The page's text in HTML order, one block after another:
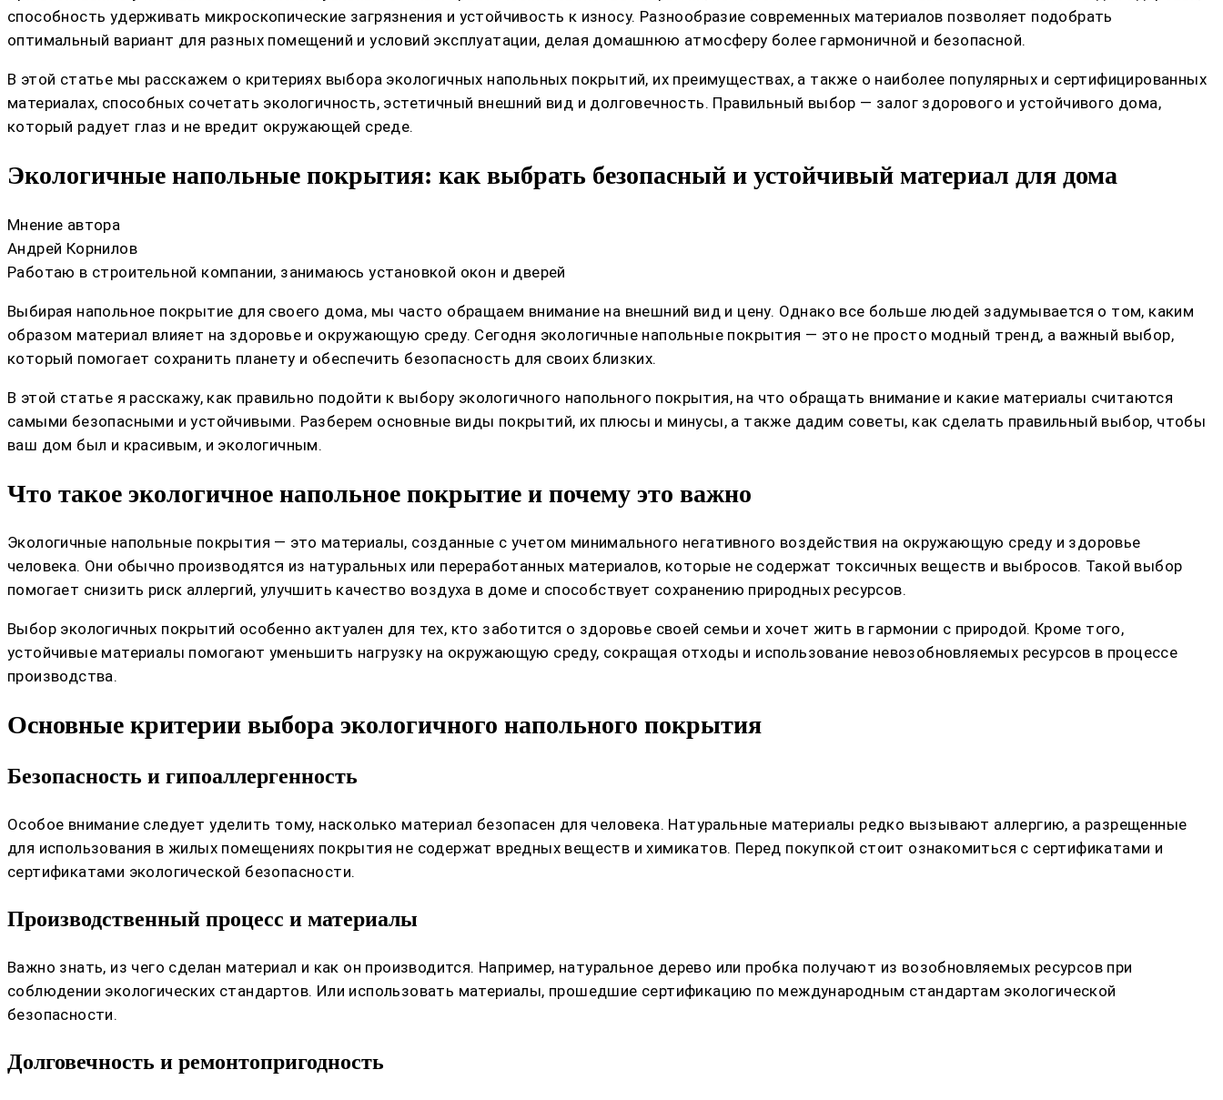
способность удерживать микроскопические загрязнения и устойчивость к износу. Разнообразие современных материалов позволяет подобрать
оптимальный вариант для разных помещений и условий эксплуатации, делая домашнюю атмосферу более гармоничной и безопасной.
В этой статье мы расскажем о критериях выбора экологичных напольных покрытий, их преимуществах, а также о наиболее популярных и сертифицированных
материалах, способных сочетать экологичность, эстетичный внешний вид и долговечность. Правильный выбор — залог здорового и устойчивого дома,
который радует глаз и не вредит окружающей среде.
Экологичные напольные покрытия: как выбрать безопасный и устойчивый материал для дома
Мнение автора
Андрей Корнилов
Работаю в строительной компании, занимаюсь установкой окон и дверей
Выбирая напольное покрытие для своего дома, мы часто обращаем внимание на внешний вид и цену. Однако все больше людей задумывается о том, каким
образом материал влияет на здоровье и окружающую среду. Сегодня экологичные напольные покрытия — это не просто модный тренд, а важный выбор,
который помогает сохранить планету и обеспечить безопасность для своих близких.
В этой статье я расскажу, как правильно подойти к выбору экологичного напольного покрытия, на что обращать внимание и какие материалы считаются
самыми безопасными и устойчивыми. Разберем основные виды покрытий, их плюсы и минусы, а также дадим советы, как сделать правильный выбор, чтобы
ваш дом был и красивым, и экологичным.
Что такое экологичное напольное покрытие и почему это важно
Экологичные напольные покрытия — это материалы, созданные с учетом минимального негативного воздействия на окружающую среду и здоровье
человека. Они обычно производятся из натуральных или переработанных материалов, которые не содержат токсичных веществ и выбросов. Такой выбор
помогает снизить риск аллергий, улучшить качество воздуха в доме и способствует сохранению природных ресурсов.
Выбор экологичных покрытий особенно актуален для тех, кто заботится о здоровье своей семьи и хочет жить в гармонии с природой. Кроме того,
устойчивые материалы помогают уменьшить нагрузку на окружающую среду, сокращая отходы и использование невозобновляемых ресурсов в процессе
производства.
Основные критерии выбора экологичного напольного покрытия
Безопасность и гипоаллергенность
Особое внимание следует уделить тому, насколько материал безопасен для человека. Натуральные материалы редко вызывают аллергию, а разрещенные
для использования в жилых помещениях покрытия не содержат вредных веществ и химикатов. Перед покупкой стоит ознакомиться с сертификатами и
сертификатами экологической безопасности.
Производственный процесс и материалы
Важно знать, из чего сделан материал и как он производится. Например, натуральное дерево или пробка получают из возобновляемых ресурсов при
соблюдении экологических стандартов. Или использовать материалы, прошедшие сертификацию по международным стандартам экологической
безопасности.
Долговечность и ремонтопригодность